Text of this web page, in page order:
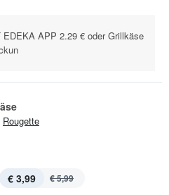
EDEKA APP 2.29 € oder Grillkäse
Rougette
€ 3,99 € 5,99